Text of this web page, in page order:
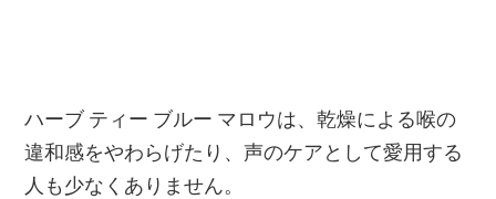
ハーブ ティー ブルー マロウは、乾燥による喉の
違和感をやわらげたり、声のケアとして愛用する
人も少なくありません。